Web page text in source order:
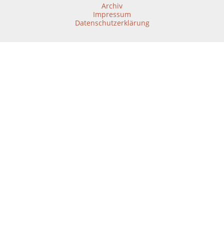
Archiv
Impressum
Datenschutzerklärung